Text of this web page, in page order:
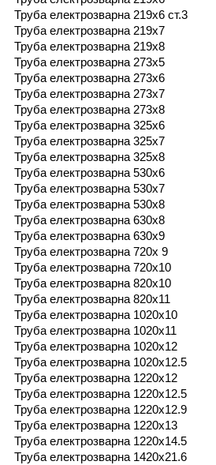
Труба електрозварна 219х6 ст.3
Труба електрозварна 219х7
Труба електрозварна 219х8
Труба електрозварна 273х5
Труба електрозварна 273х6
Труба електрозварна 273х7
Труба електрозварна 273х8
Труба електрозварна 325х6
Труба електрозварна 325х7
Труба електрозварна 325х8
Труба електрозварна 530х6
Труба електрозварна 530х7
Труба електрозварна 530х8
Труба електрозварна 630х8
Труба електрозварна 630х9
Труба електрозварна 720х 9
Труба електрозварна 720х10
Труба електрозварна 820х10
Труба електрозварна 820x11
Труба електрозварна 1020x10
Труба електрозварна 1020x11
Труба електрозварна 1020x12
Труба електрозварна 1020x12.5
Труба електрозварна 1220x12
Труба електрозварна 1220x12.5
Труба електрозварна 1220x12.9
Труба електрозварна 1220x13
Труба електрозварна 1220x14.5
Труба електрозварна 1420x21.6